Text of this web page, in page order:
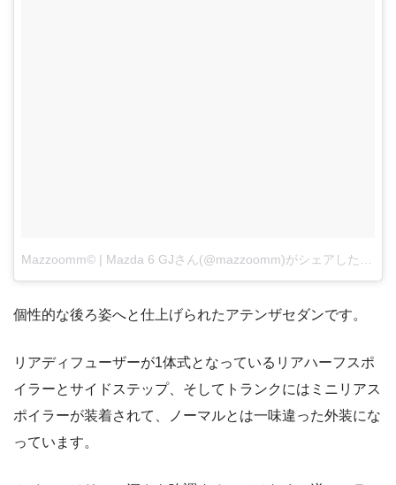
個性的な後ろ姿へと仕上げられたアテンザセダンです。
リアディフューザーが1体式となっているリアハーフスポ
イラーとサイドステップ、そしてトランクにはミニリアス
ポイラーが装着されて、ノーマルとは一味違った外装にな
っています。